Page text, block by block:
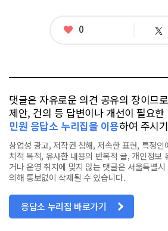
좋
0 트
댓글은 자유로운 의견 공유의 장이므
제안, 건의 등 답변이나 개선이 필요
민원 응답소 누리집을 이용하여 주시
상업성 광고, 저작권 침해, 저속한 표현, 특정인
치적 목적, 유사한 내용의 반복적 글, 개인정보
거나 운영 취지에 맞지 않는 댓글은 서울특별
의해 통보없이 삭제될 수 있습니다.
응답소 누리집 바로가기